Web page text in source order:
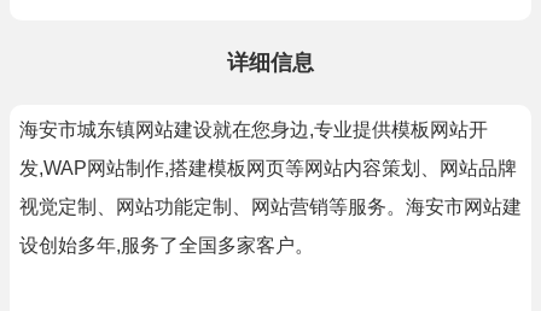
详细信息
海安市城东镇网站建设就在您身边,专业提供模板网站开
发,WAP网站制作,搭建模板网页等网站内容策划、网站品牌
视觉定制、网站功能定制、网站营销等服务。海安市网站建
设创始多年,服务了全国多家客户。